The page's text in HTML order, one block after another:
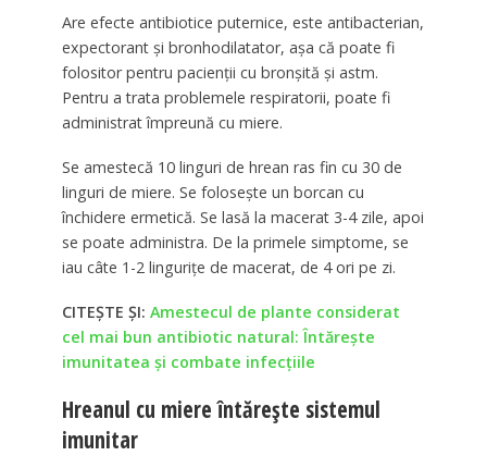
Are efecte antibiotice puternice, este antibacterian,
expectorant și bronhodilatator, așa că poate fi
folositor pentru pacienții cu bronșită și astm.
Pentru a trata problemele respiratorii, poate fi
administrat împreună cu miere.
Se amestecă 10 linguri de hrean ras fin cu 30 de
linguri de miere. Se folosește un borcan cu
închidere ermetică. Se lasă la macerat 3-4 zile, apoi
se poate administra. De la primele simptome, se
iau câte 1-2 lingurițe de macerat, de 4 ori pe zi.
CITEȘTE ȘI: Amestecul de plante considerat
cel mai bun antibiotic natural: Întărește
imunitatea și combate infecțiile
Hreanul cu miere întărește sistemul
imunitar